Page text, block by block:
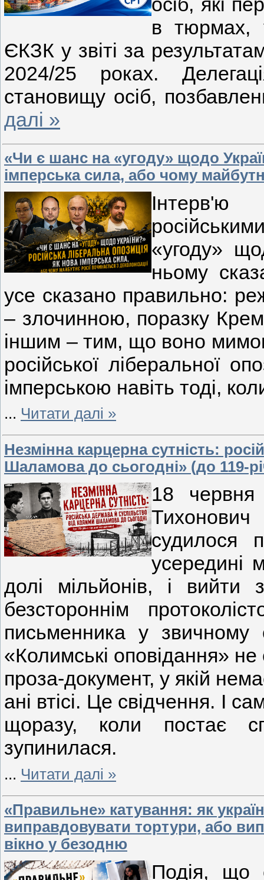
в тюрмах,
ЄКЗК у звіті за
2024/25 роках.
становищу осіб,
далі »
«Чи є шанс на «угоду» щодо
імперська сила, або чому
«угоду»
ньому
усе сказано правильно:
– злочинною, поразку
іншим – тим, що воно
російської ліберальної
імперською навіть тоді,
... Читати далі »
Незмінна карцерна сутність:
Шаламова до сьогодні» (до 119-
18
судилося
усередині
долі мільйонів, і вийти
безстороннім
письменника у
«Колимські оповідання»
проза-документ, у якій
ані втісі. Це свідчення. І
щоразу, коли постає
зупинилася.
... Читати далі »
«Правильне» катування: як
виправдовувати тортури, або
вікно у безодню
Подія, що